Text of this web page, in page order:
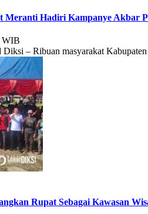
Meranti Hadiri Kampanye Akbar
WIB
– Ribuan masyarakat
Rupat Sebagai Kawasan